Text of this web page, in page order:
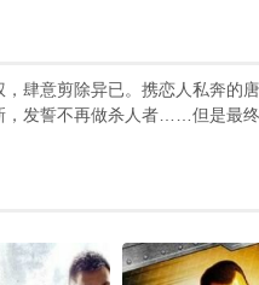
肆意剪除异已。携恋人私奔的
，发誓不再做杀人者……但是最